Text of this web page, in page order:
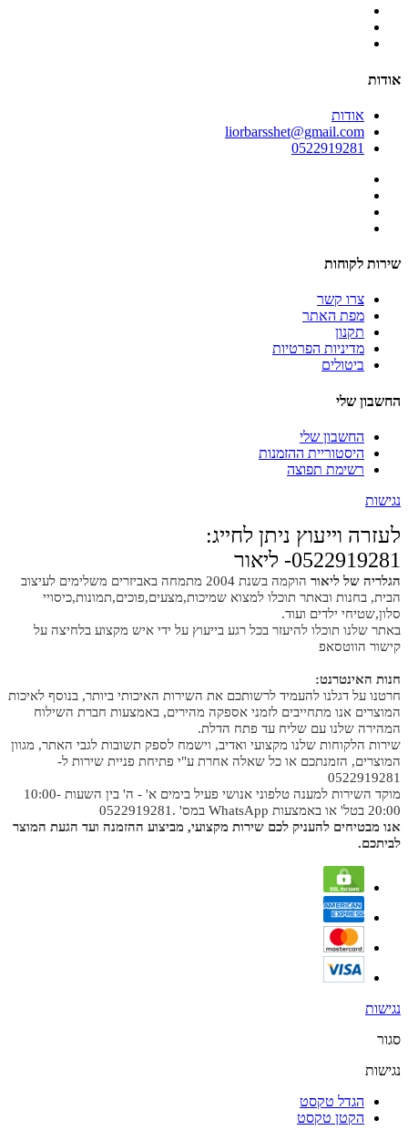
אודות
אודות
liorbarsshet@gmail.com
0522919281
שירות לקוחות
צרו קשר
מפת האתר
תקנון
מדיניות הפרטיות
ביטולים
החשבון שלי
החשבון שלי
היסטוריית ההזמנות
רשימת תפוצה
נגישות
לעזרה וייעוץ ניתן לחייג:
0522919281- ליאור
הגלריה של ליאור
הוקמה בשנת 2004 מתמחה באביזרים משלימים לעיצוב
הבית, בחנות ובאתר תוכלו למצוא שמיכות,מצעים,פוכים,תמונות,כיסויי
סלון,שטיחי ילדים ועוד.
באתר שלנו תוכלו להיעזר בכל רגע בייעוץ על ידי איש מקצוע בלחיצה על
קישור הווטסאפ
חנות האינטרנט:
חרטנו על דגלנו להעמיד לרשותכם את השירות האיכותי ביותר, בנוסף לאיכות
המוצרים אנו מתחייבים לזמני אספקה מהירים, באמצעות חברת השילוח
המהירה שלנו עם שליח עד פתח הדלת.
שירות הלקוחות שלנו מקצועי ואדיב, וישמח לספק תשובות לגבי האתר, מגוון
המוצרים, הזמנתכם או כל שאלה אחרת ע"י פתיחת פניית שירות ל-
0522919281
מוקד השירות למענה טלפוני אנושי פעיל בימים א' - ה' בין השעות 10:00-
20:00 בטל' או באמצעות WhatsApp במס' .0522919281
אנו מבטיחים להעניק לכם שירות מקצועי, מביצוע ההזמנה ועד הגעת המוצר
לביתכם.
נגישות
סגור
נגישות
הגדל טקסט
הקטן טקסט